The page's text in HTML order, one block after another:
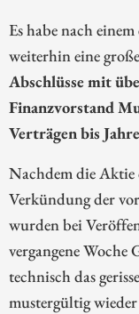
Es habe nach
weiterhin eine
Abschlüsse mit
Finanzvorstand
Verträgen bis
Nachdem die
Verkündung der
wurden bei
vergangene
technisch das
mustergültig